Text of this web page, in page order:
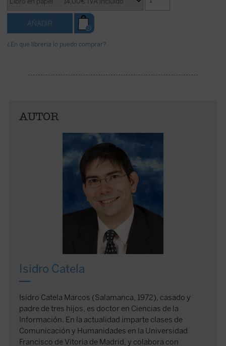
¿En qué librería lo puedo comprar?
AUTOR
Isidro Catela
Isidro Catela Marcos (Salamanca, 1972), casado y
padre de tres hijos, es doctor en Ciencias de la
Información. En la actualidad imparte clases de
Comunicación y Humanidades en la Universidad
Francisco de Vitoria de Madrid, y colabora con